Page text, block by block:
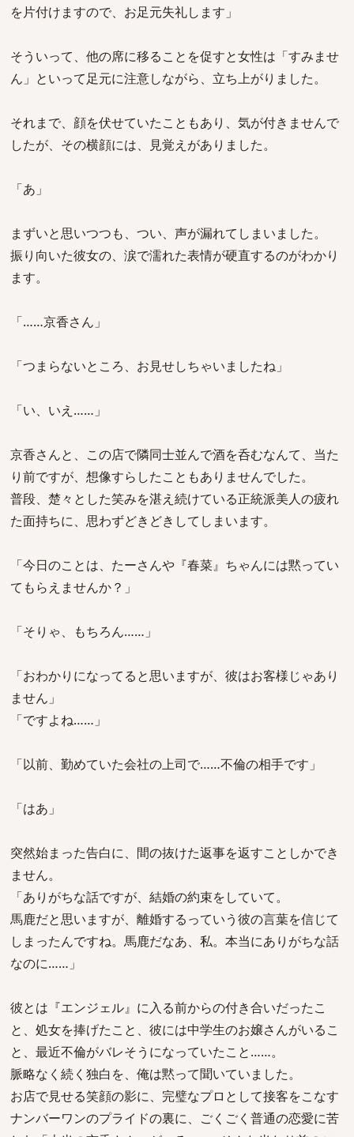
を片付けますので、お足元失礼します」
そういって、他の席に移ることを促すと女性は「すみませ
ん」といって足元に注意しながら、立ち上がりました。
それまで、顔を伏せていたこともあり、気が付きませんで
したが、その横顔には、見覚えがありました。
「あ」
まずいと思いつつも、つい、声が漏れてしまいました。
振り向いた彼女の、涙で濡れた表情が硬直するのがわかり
ます。
「……京香さん」
「つまらないところ、お見せしちゃいましたね」
「い、いえ……」
京香さんと、この店で隣同士並んで酒を呑むなんて、当た
り前ですが、想像すらしたこともありませんでした。
普段、楚々とした笑みを湛え続けている正統派美人の疲れ
た面持ちに、思わずどきどきしてしまいます。
「今日のことは、たーさんや『春菜』ちゃんには黙ってい
てもらえませんか？」
「そりゃ、もちろん……」
「おわかりになってると思いますが、彼はお客様じゃあり
ません」
「ですよね……」
「以前、勤めていた会社の上司で……不倫の相手です」
「はあ」
突然始まった告白に、間の抜けた返事を返すことしかでき
ません。
「ありがちな話ですが、結婚の約束をしていて。
馬鹿だと思いますが、離婚するっていう彼の言葉を信じて
しまったんですね。馬鹿だなあ、私。本当にありがちな話
なのに……」
彼とは『エンジェル』に入る前からの付き合いだったこ
と、処女を捧げたこと、彼には中学生のお嬢さんがいるこ
と、最近不倫がバレそうになっていたこと……。
脈略なく続く独白を、俺は黙って聞いていました。
お店で見せる笑顔の影に、完璧なプロとして接客をこなす
ナンバーワンのプライドの裏に、ごくごく普通の恋愛に苦